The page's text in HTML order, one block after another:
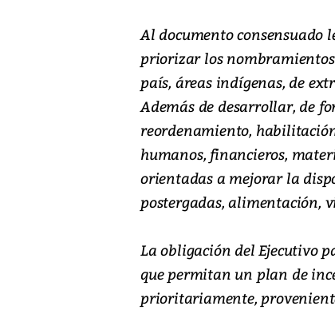
Al documento consensuado
priorizar los
país, áreas indígenas, de
Además de desarrollar, de
reordenamiento,
humanos, financieros,
orientadas a mejorar la
postergadas, alimentación,
La obligación del Ejecutivo
que permitan un plan de
prioritariamente,